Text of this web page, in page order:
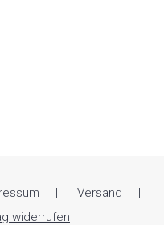
Versand
widerrufen